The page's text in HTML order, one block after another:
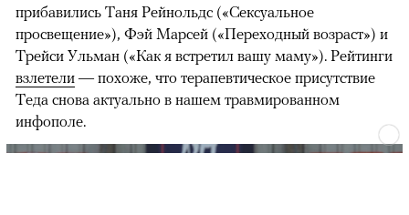
00:00 / 00:00
прибавились Таня Рейнольдс («Сексуальное
просвещение»), Фэй Марсей («Переходный возраст») и
Трейси Ульман («Как я встретил вашу маму»). Рейтинги
взлетели — похоже, что терапевтическое присутствие
Теда снова актуально в нашем травмированном
инфополе.